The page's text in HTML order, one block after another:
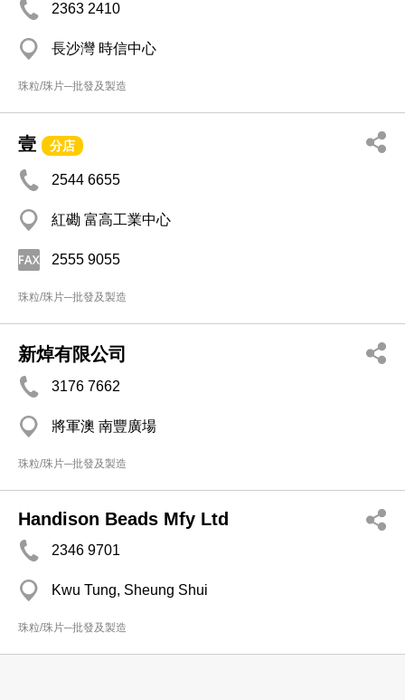
2363 2410
長沙灣 時信中心
珠粒/珠片─批發及製造
壹 分店
2544 6655
紅磡 富高工業中心
2555 9055
珠粒/珠片─批發及製造
新焯有限公司
3176 7662
將軍澳 南豐廣場
珠粒/珠片─批發及製造
Handison Beads Mfy Ltd
2346 9701
Kwu Tung, Sheung Shui
珠粒/珠片─批發及製造